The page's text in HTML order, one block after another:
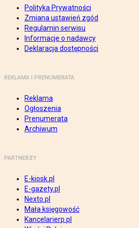
Polityka Prywatności
Zmiana ustawień zgód
Regulamin serwisu
Informacje o nadawcy
Deklaracja dostępności
REKLAMA I PRENUMERATA
Reklama
Ogłoszenia
Prenumerata
Archiwum
PARTNERZY
E-kiosk.pl
E-gazety.pl
Nexto.pl
Mała księgowość
Kancelarierp.pl